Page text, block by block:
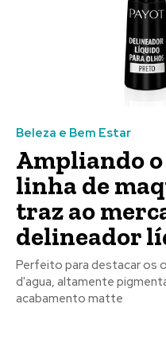
Beleza e Bem Estar
Ampliando
linha de
traz ao
delineador
Perfeito para destacar os
d'agua, altamente
acabamento matte